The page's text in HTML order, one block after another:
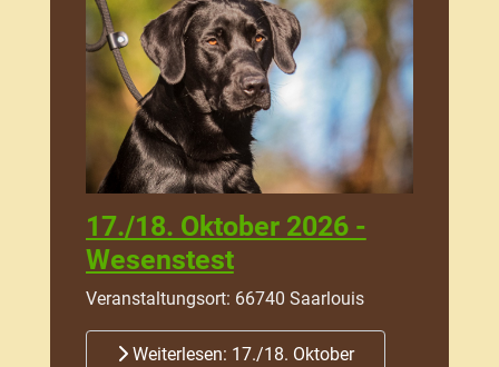
17./18. Oktober 2026 -
Wesenstest
Veranstaltungsort: 66740 Saarlouis
Weiterlesen: 17./18. Oktober